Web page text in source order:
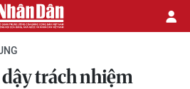
trách nhiệm